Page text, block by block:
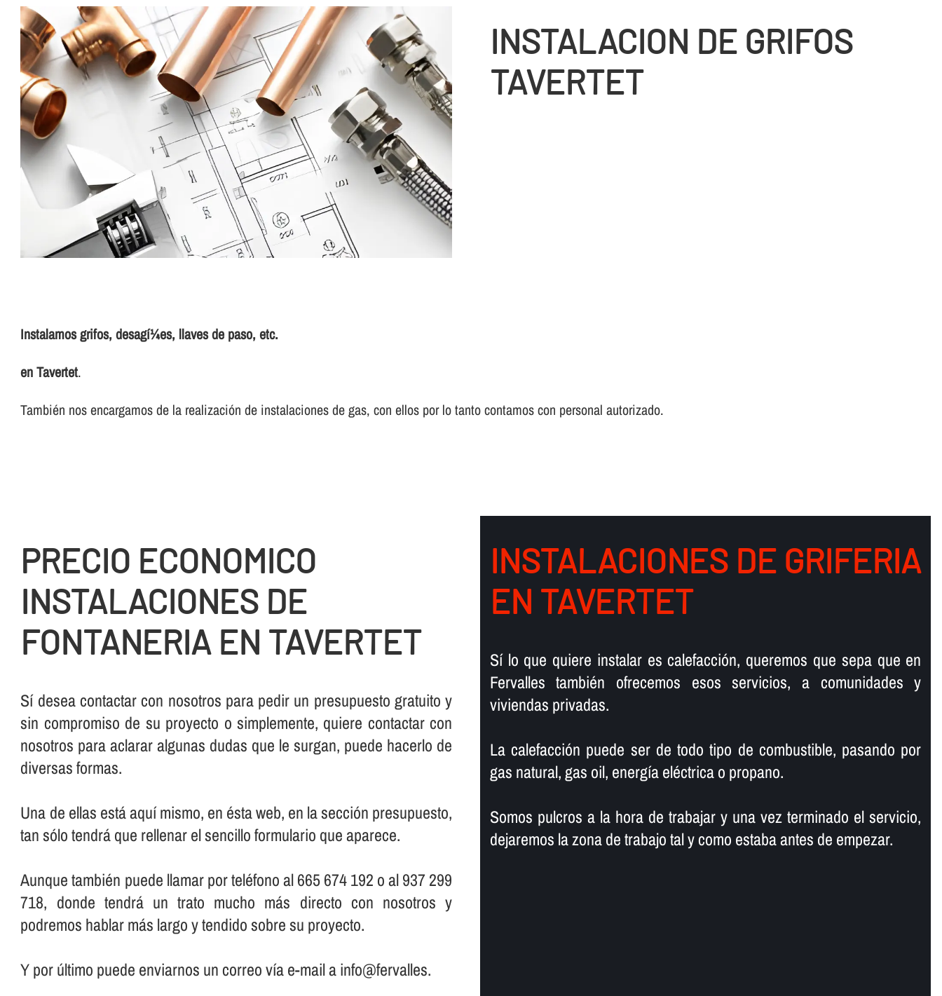
INSTALACION DE GRIFOS
TAVERTET
Instalamos grifos, desagí¼es, llaves de paso, etc.
en Tavertet.
También nos encargamos de la realización de instalaciones de gas, con ellos por lo tanto contamos con personal autorizado.
PRECIO ECONOMICO
INSTALACIONES DE
FONTANERIA EN TAVERTET
Sí­ desea contactar con nosotros para pedir un presupuesto gratuito y
sin compromiso de su proyecto o simplemente, quiere contactar con
nosotros para aclarar algunas dudas que le surgan, puede hacerlo de
diversas formas.
Una de ellas está aquí­ mismo, en ésta web, en la sección presupuesto,
tan sólo tendrá que rellenar el sencillo formulario que aparece.
Aunque también puede llamar por teléfono al 665 674 192 o al 937 299
718, donde tendrá un trato mucho más directo con nosotros y
podremos hablar más largo y tendido sobre su proyecto.
Y por último puede enviarnos un correo ví­a e-mail a info@fervalles.
INSTALACIONES DE GRIFERIA
EN TAVERTET
Sí­ lo que quiere instalar es calefacción, queremos que sepa que en
Fervalles también ofrecemos esos servicios, a comunidades y
viviendas privadas.
La calefacción puede ser de todo tipo de combustible, pasando por
gas natural, gas oil, energí­a eléctrica o propano.
Somos pulcros a la hora de trabajar y una vez terminado el servicio,
dejaremos la zona de trabajo tal y como estaba antes de empezar.